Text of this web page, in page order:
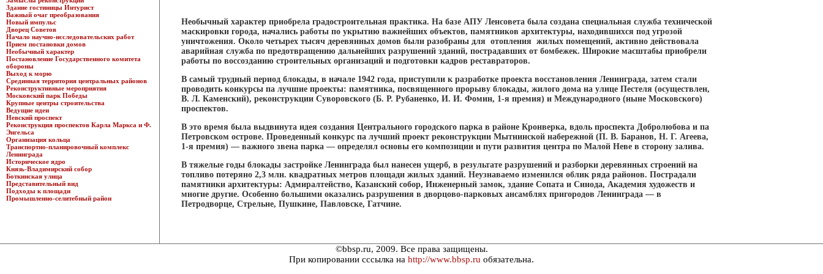
Здание гостиницы Интурист
Важный очаг преобразования
Новый импульс
Дворец Советов
Начало научно-исследовательских работ
Прием постановки домов
Необычный характер
Постановление Государственного комитета
обороны
Выход к морю
Срединная территория центральных районов
Реконструктивные мероприятия
Московский парк Победы
Крупные центры строительства
Ведущие идеи
Невский проспект
Реконструкция проспектов Карла Маркса и Ф.
Энгельса
Организация кольца
Транспортно-планировочный комплекс
Ленинграда
Историческое ядро
Князь-Владимирский собор
Боткинская улица
Представительный вид
Подходы к площади
Промышленно-селитебный район
Необычный характер приобрела градостроительная практика. На базе АПУ Ленсовета была создана специальная служба технической
маскировки города, начались работы по укрытию важнейших объектов, памятников архитектуры, находившихся под угрозой
уничтожения. Около четырех тысяч деревянных домов были разобраны для отопления жилых помещений, активно действовала
аварийная служба по предотвращению дальнейших разрушений зданий, пострадавших от бомбежек. Широкие масштабы приобрели
работы по воссозданию строительных организаций и подготовки кадров реставраторов.
В самый трудный период блокады, в начале 1942 года, приступили к разработке проекта восстановления Ленинграда, затем стали
проводить конкурсы па лучшие проекты: памятника, посвященного прорыву блокады, жилого дома на улице Пестеля (осуществлен,
В. Л. Каменский), реконструкции Суворовского (Б. Р. Рубаненко, И. И. Фомин, 1-я премия) и Международного (ныне Московского)
проспектов.
В это время была выдвинута идея создания Центрального городского парка в районе Кронверка, вдоль проспекта Добролюбова и па
Петровском острове. Проведенный конкурс па лучший проект реконструкции Мытнинской набережной (П. В. Баранов, Н. Г. Агеева,
1-я премия) — важного звена парка — определял основы его композиции и пути развития центра по Малой Неве в сторону залива.
В тяжелые годы блокады застройке Ленинграда был нанесен ущерб, в результате разрушений и разборки деревянных строений на
топливо потеряно 2,3 млн. квадратных метров площади жилых зданий. Неузнаваемо изменился облик ряда районов. Пострадали
памятники архитектуры: Адмиралтейство, Казанский собор, Инженерный замок, здание Сопата и Синода, Академия художеств и
многие другие. Особенно большими оказались разрушения в дворцово-парковых ансамблях пригородов Ленинграда — в
Петродворце, Стрельне, Пушкине, Павловске, Гатчине.
©bbsp.ru, 2009. Все права защищены.
При копировании сссылка на http://www.bbsp.ru обязательна.